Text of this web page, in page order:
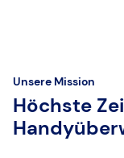
Unsere Mission
Höchste